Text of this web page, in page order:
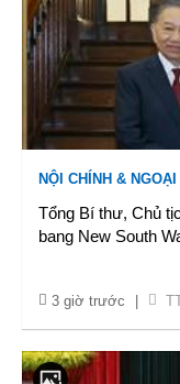
NỘI CHÍNH &
Tổng Bí thư, Chủ
bang New South
3 giờ trước